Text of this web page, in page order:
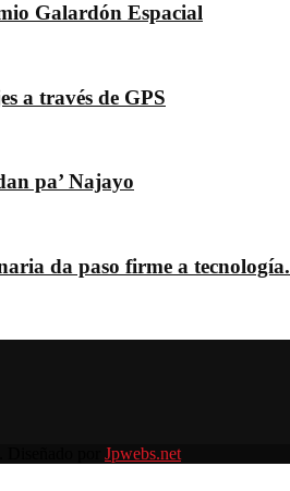
Galardón Espacial
a través de GPS
pa’ Najayo
da paso firme a
Jpwebs.net